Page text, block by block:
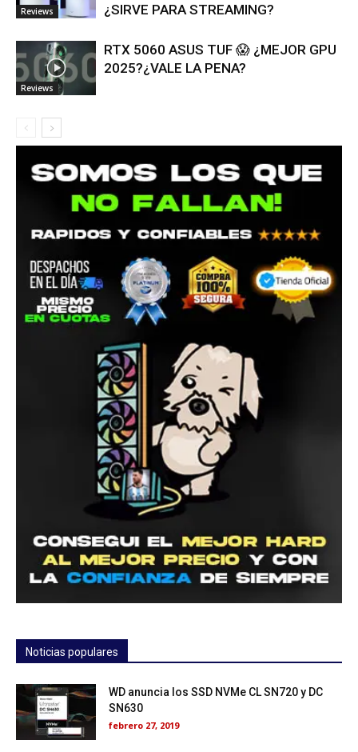
Reviews
¿SIRVE PARA STREAMING?
Reviews
RTX 5060 ASUS TUF 😱 ¿MEJOR GPU
2025?¿VALE LA PENA?
Noticias populares
WD anuncia los SSD NVMe CL SN720 y DC
SN630
febrero 27, 2019